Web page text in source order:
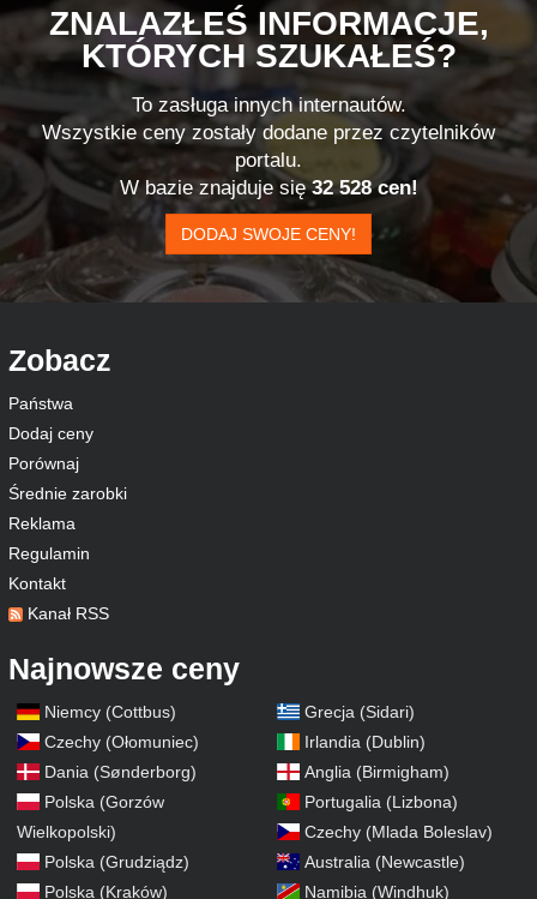
ZNALAZŁEŚ INFORMACJE,
KTÓRYCH SZUKAŁEŚ?
To zasługa innych internautów.
Wszystkie ceny zostały dodane przez czytelników
portalu.
W bazie znajduje się32 528 cen!
DODAJ SWOJE CENY!
Zobacz
Państwa
Dodaj ceny
Porównaj
Średnie zarobki
Reklama
Regulamin
Kontakt
Kanał RSS
Najnowsze ceny
Niemcy (Cottbus)
Czechy (Ołomuniec)
Dania (Sønderborg)
Polska (Gorzów
Wielkopolski)
Polska (Grudziądz)
Polska (Kraków)
Grecja (Sidari)
Irlandia (Dublin)
Anglia (Birmigham)
Portugalia (Lizbona)
Czechy (Mlada Boleslav)
Australia (Newcastle)
Namibia (Windhuk)